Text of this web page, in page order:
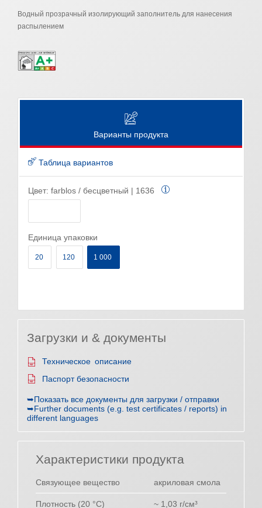
Водный прозрачный изолирующий заполнитель для нанесения
распылением
Варианты продукта
Таблица вариантов
Цвет: farblos / бесцветный | 1636
Единица упаковки
20 120 1 000
Загрузки и & документы
Техническое описание
Паспорт безопасности
➥Показать все документы для загрузки / отправки
➥Further documents (e.g. test certificates / reports) in
different languages
Характеристики продукта
Связующее вещество акриловая смола
Плотность (20 °C) ~ 1,03 г/см³